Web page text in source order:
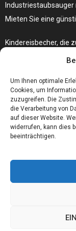
Um Ihnen optimale
Cookies, um
zuzugreifen. Die
die Verarbeitung von
auf dieser Website.
widerrufen, kann dies
beeinträchtigen.
Mieten Sie eine
Kindereisbecher, die
Was passiert, wenn